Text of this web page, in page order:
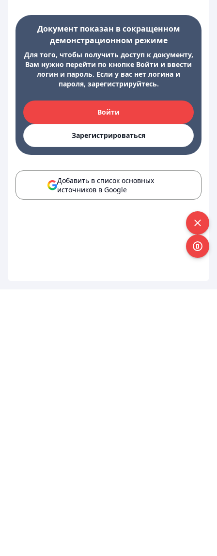
Документ показан в сокращенном
демонстрационном режиме
Для того, чтобы получить доступ к документу,
Вам нужно перейти по кнопке Войти и ввести
логин и пароль. Если у вас нет логина и
пароля, зарегистрируйтесь.
Войти
Зарегистрироваться
Добавить в список основных
источников в Google